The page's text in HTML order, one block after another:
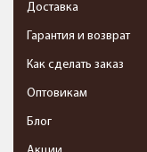
Доставка
Гарантия и возврат
Как сделать заказ
Оптовикам
Блог